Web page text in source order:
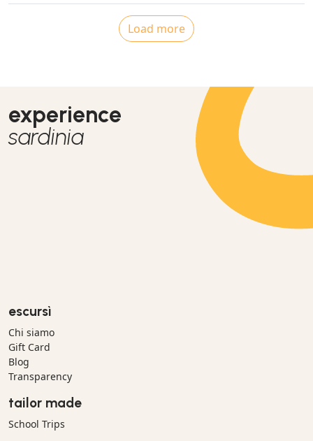
Load more
experience
sardinia
escursì
Chi siamo
Gift Card
Blog
Transparency
tailor made
School Trips